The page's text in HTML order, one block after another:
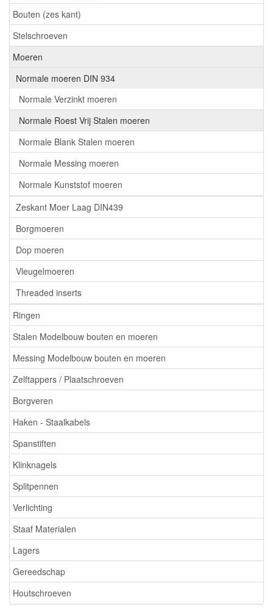
Bouten (zes kant)
Stelschroeven
Moeren
Normale moeren DIN 934
Normale Verzinkt moeren
Normale Roest Vrij Stalen moeren
Normale Blank Stalen moeren
Normale Messing moeren
Normale Kunststof moeren
Zeskant Moer Laag DIN439
Borgmoeren
Dop moeren
Vleugelmoeren
Threaded inserts
Ringen
Stalen Modelbouw bouten en moeren
Messing Modelbouw bouten en moeren
Zelftappers / Plaatschroeven
Borgveren
Haken - Staalkabels
Spanstiften
Klinknagels
Splitpennen
Verlichting
Staaf Materialen
Lagers
Gereedschap
Houtschroeven